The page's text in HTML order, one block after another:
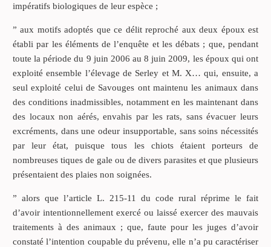
impératifs biologiques de leur espèce ;
” aux motifs adoptés que ce délit reproché aux deux époux est
établi par les éléments de l’enquête et les débats ; que, pendant
toute la période du 9 juin 2006 au 8 juin 2009, les époux qui ont
exploité ensemble l’élevage de Serley et M. X… qui, ensuite, a
seul exploité celui de Savouges ont maintenu les animaux dans
des conditions inadmissibles, notamment en les maintenant dans
des locaux non aérés, envahis par les rats, sans évacuer leurs
excréments, dans une odeur insupportable, sans soins nécessités
par leur état, puisque tous les chiots étaient porteurs de
nombreuses tiques de gale ou de divers parasites et que plusieurs
présentaient des plaies non soignées.
” alors que l’article L. 215-11 du code rural réprime le fait
d’avoir intentionnellement exercé ou laissé exercer des mauvais
traitements à des animaux ; que, faute pour les juges d’avoir
constaté l’intention coupable du prévenu, elle n’a pu caractériser